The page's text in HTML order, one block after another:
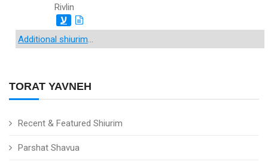
TORAT YAVNEH
Recent & Featured Shiurim
Parshat Shavua
Rivlin
ע
Additional shiurim...